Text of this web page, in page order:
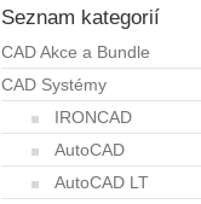
Seznam kategorií
CAD Akce a Bundle
CAD Systémy
IRONCAD
AutoCAD
AutoCAD LT